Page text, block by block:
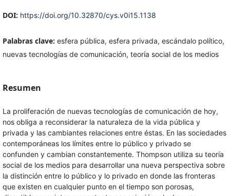
DOI: https://doi.org/10.32870/cys.v0i15.1138
Palabras clave: esfera pública, esfera privada, escándalo político,
nuevas tecnologías de comunicación, teoría social de los medios
Resumen
La proliferación de nuevas tecnologías de comunicación de hoy,
nos obliga a reconsiderar la naturaleza de la vida pública y
privada y las cambiantes relaciones entre éstas. En las sociedades
contemporáneas los límites entre lo público y privado se
confunden y cambian constantemente. Thompson utiliza su teoría
social de los medios para desarrollar una nueva perspectiva sobre
la distinción entre lo público y lo privado en donde las fronteras
que existen en cualquier punto en el tiempo son porosas,